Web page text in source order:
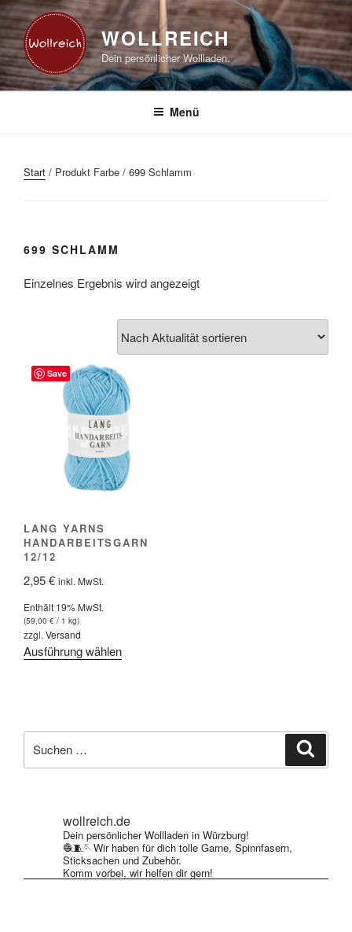
Zum
Inhalt
springen
WOLLREICH
Dein persönlicher Wollladen.
Menü
Start / Produkt Farbe / 699 Schlamm
699 SCHLAMM
Einzelnes Ergebnis wird angezeigt
Save
LANG YARNS
HANDARBEITSGARN
12/12
2,95€ inkl. MwSt.
Enthält 19% MwSt.
(59,00 € / 1 kg)
zzgl. Versand
Ausführung wählenDieses
auf
der
Produktseite
gewählt
nach:
wollreich.de
Dein persönlicher Wollladen in Würzburg!
🧶🧵🪡Wir haben für dich tolle Garne, Spinnfasern,
Sticksachen und Zubehör.
Komm vorbei, wir helfen dir gern!